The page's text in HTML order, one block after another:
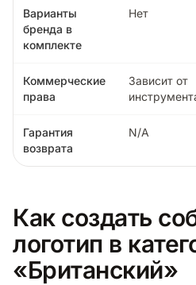
Варианты
бренда в
комплекте
Нет
Коммерческие
права
Зависит от
Гарантия
возврата
N/A
Как создать
логотип в
«Британский»